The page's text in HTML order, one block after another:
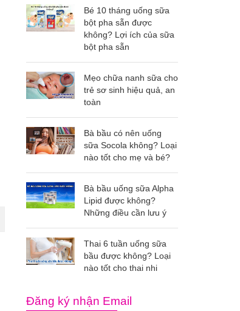
Bé 10 tháng uống sữa
bột pha sẵn được
không? Lợi ích của sữa
bột pha sẵn
Mẹo chữa nanh sữa cho
trẻ sơ sinh hiệu quả, an
toàn
Bà bầu có nên uống
sữa Socola không? Loại
nào tốt cho mẹ và bé?
Bà bầu uống sữa Alpha
Lipid được không?
Những điều cần lưu ý
Thai 6 tuần uống sữa
bầu được không? Loại
nào tốt cho thai nhi
Đăng ký nhận Email